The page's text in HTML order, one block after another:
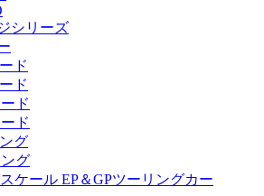
シリーズ
ド
ド
ド
ド
グ
グ
ケール EP＆GPツーリングカー